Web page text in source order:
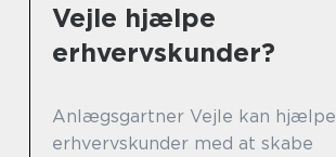
Vejle hjælpe
erhvervskunder?
Anlægsgartner Vejle kan hjælpe
erhvervskunder med at skabe